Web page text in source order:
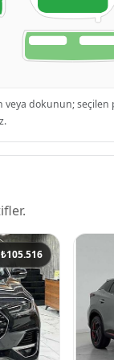
veya dokunun; seçilen